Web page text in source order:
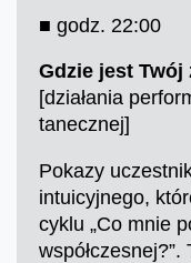
■ godz. 22:00
Gdzie jest Twój
[działania
tanecznej]
Pokazy
intuicyjnego,
cyklu „Co mnie